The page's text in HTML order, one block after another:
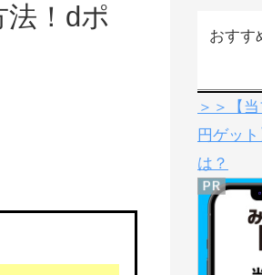
！dポ
おすす
＞＞【
円ゲッ
は？